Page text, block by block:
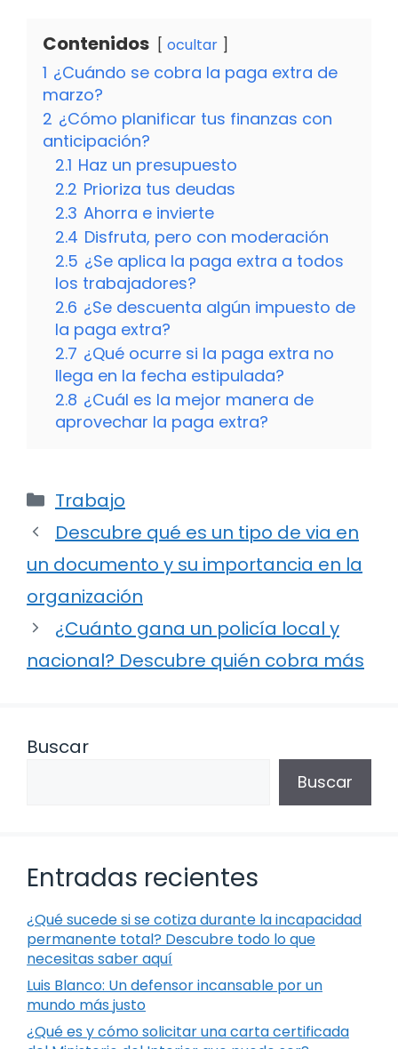
Contenidos ocultar
1 ¿Cuándo se cobra la paga extra de
marzo?
2 ¿Cómo planificar tus finanzas con
anticipación?
2.1 Haz un presupuesto
2.2 Prioriza tus deudas
2.3 Ahorra e invierte
2.4 Disfruta, pero con moderación
2.5 ¿Se aplica la paga extra a todos
los trabajadores?
2.6 ¿Se descuenta algún impuesto de
la paga extra?
2.7 ¿Qué ocurre si la paga extra no
llega en la fecha estipulada?
2.8 ¿Cuál es la mejor manera de
aprovechar la paga extra?
Categorías
Trabajo
Descubre qué es un tipo de via en
un documento y su importancia en la
organización
¿Cuánto gana un policía local y
nacional? Descubre quién cobra más
Buscar
Buscar
Entradas recientes
¿Qué sucede si se cotiza durante la incapacidad
permanente total? Descubre todo lo que
necesitas saber aquí
Luis Blanco: Un defensor incansable por un
mundo más justo
¿Qué es y cómo solicitar una carta certificada